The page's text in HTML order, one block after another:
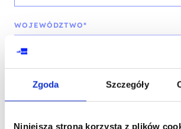
Zgoda Szczegóły
Niniejsza strona korzysta z plików
WOJEWÓDZTWO*
wybierz województwo
FIRMA